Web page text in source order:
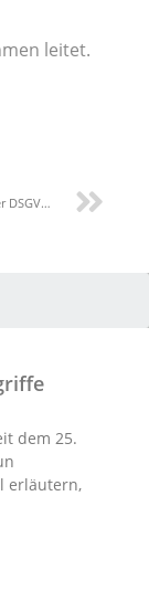
leitet.
Auswirkungen der DSGVO auf das Bankensystem
dem 25.
erläutern,